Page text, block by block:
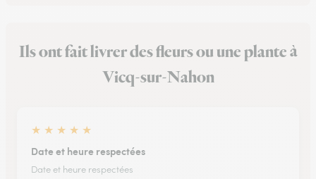
Ils ont fait livrer des fleurs ou une plante à
Vicq-sur-Nahon
★ ★ ★ ★ ★
Date et heure respectées
Date et heure respectées